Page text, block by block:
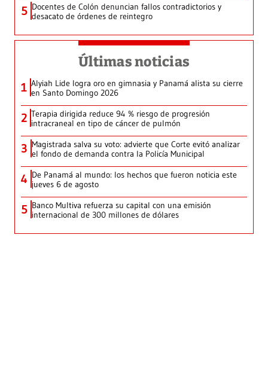
5 Docentes de Colón denuncian fallos contradictorios y
desacato de órdenes de reintegro
Últimas noticias
1 Alyiah Lide logra oro en gimnasia y Panamá alista su cierre
en Santo Domingo 2026
2 Terapia dirigida reduce 94 % riesgo de progresión
intracraneal en tipo de cáncer de pulmón
3 Magistrada salva su voto: advierte que Corte evitó analizar
el fondo de demanda contra la Policía Municipal
4 De Panamá al mundo: los hechos que fueron noticia este
jueves 6 de agosto
5 Banco Multiva refuerza su capital con una emisión
internacional de 300 millones de dólares